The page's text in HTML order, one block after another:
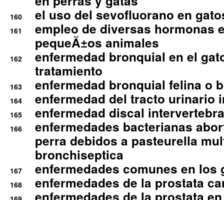
160 el uso del sevofluorano en
161
empleo de diversas hormonas
pequeÃ±os animales
162
enfermedad bronquial en el
tratamiento
163 enfermedad bronquial felina o
164 enfermedad del tracto urinario
165 enfermedad discal
166
enfermedades bacterianas
perra debidos a pasteurella
bronchiseptica
167 enfermedades comunes en los
168 enfermedades de la prostata
enfermedades de la prostata